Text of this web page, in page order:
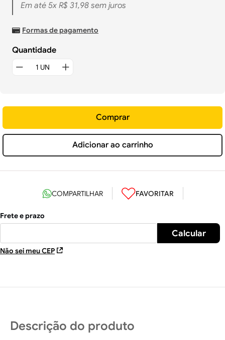
Em até 5x R$ 31,98sem juros
Formas de pagamento
Quantidade
Adicionar ao carrinho
Comprar
Não sei meu CEP
Descrição do produto